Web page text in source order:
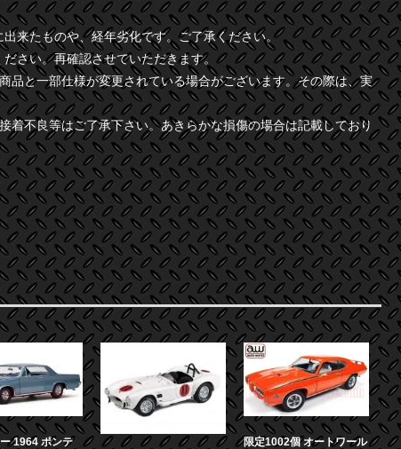
来たものや、経年劣化です。ご了承ください。
さい。再確認させていただきます。
品と一部仕様が変更されている場合がございます。その際は、実
不良等はご了承下さい。あきらかな損傷の場合は記載しており
1964 ポンテ
限定1002個 オートワール